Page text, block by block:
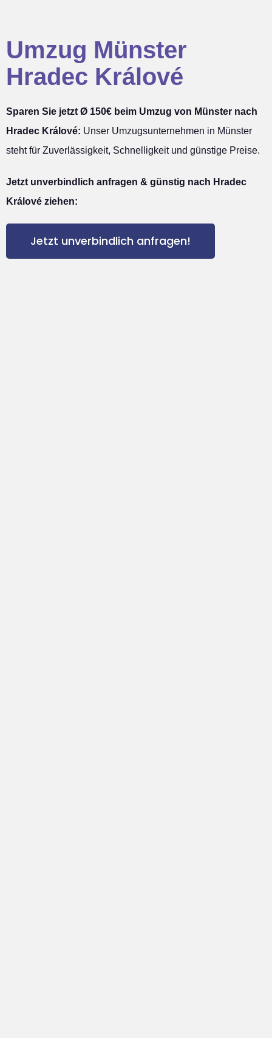
Umzug Münster
Hradec Králové
Sparen Sie jetzt Ø 150€ beim Umzug von Münster nach
Hradec Králové: Unser Umzugsunternehmen in Münster
steht für Zuverlässigkeit, Schnelligkeit und günstige Preise.
Jetzt unverbindlich anfragen & günstig nach Hradec
Králové ziehen:
Jetzt unverbindlich anfragen!